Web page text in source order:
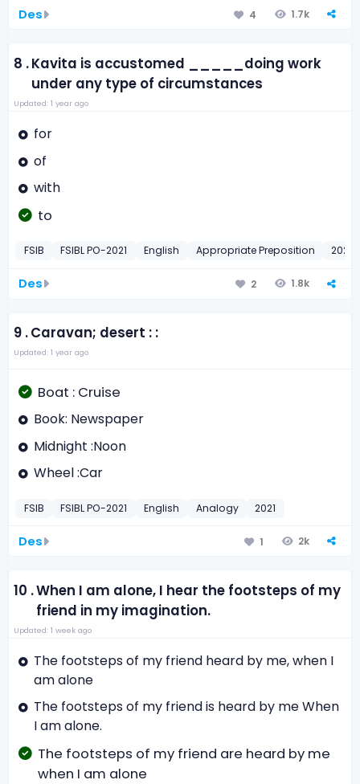
Des 4 1.7k
8 .Kavita is accustomed _____doing work
under any type of circumstances
Updated: 1 year ago
for
of
with
to
FSIB FSIBL PO-2021 English Appropriate Preposition 2021
Des 2 1.8k
9 .Caravan; desert : :
Updated: 1 year ago
Boat : Cruise
Book: Newspaper
Midnight :Noon
Wheel :Car
FSIB FSIBL PO-2021 English Analogy 2021
Des 1 2k
10 .When I am alone, I hear the footsteps of my
friend in my imagination.
Updated: 1 week ago
The footsteps of my friend heard by me, when I
am alone
The footsteps of my friend is heard by me When
I am alone.
The footsteps of my friend are heard by me
when I am alone